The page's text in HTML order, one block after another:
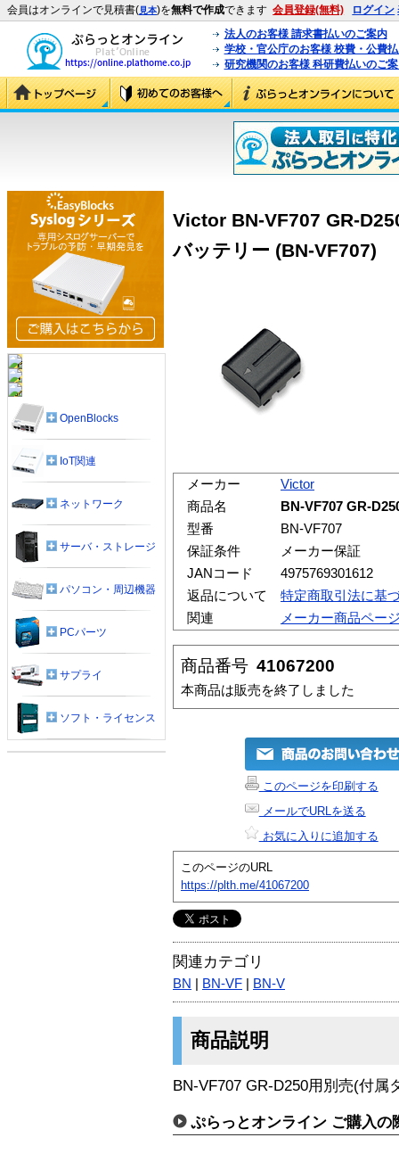
会員はオンラインで見積書(見本)を無料で作成できます 会員登録(無料) ログイン
法人のお客様 請求書払いのご案内
学校・官公庁のお客様 校費・公費
研究機関のお客様 科研費払いのご
Victor BN-VF707 GR-
バッテリー (BN-VF707)
メーカー
Victor
商品名
BN-VF707 GR-
型番
BN-VF707
保証条件
メーカー保証
JANコード
4975769301612
返品について
特定商取引法に基
関連
メーカー商品ペー
商品番号 41067200
本商品は販売を終了しました
このページを印刷する
メールでURLを送る
お気に入りに追加する
このページのURL
https://plth.me/41067200
関連カテゴリ
BN BN-VF BN-V
商品説明
BN-VF707 GR-D250用別売(付属
ぷらっとオンライン ご購入の
OpenBlocks
IoT関連
ネットワーク
サーバ・ストレージ
パソコン・周辺機器
PCパーツ
サプライ
ソフト・ライセンス